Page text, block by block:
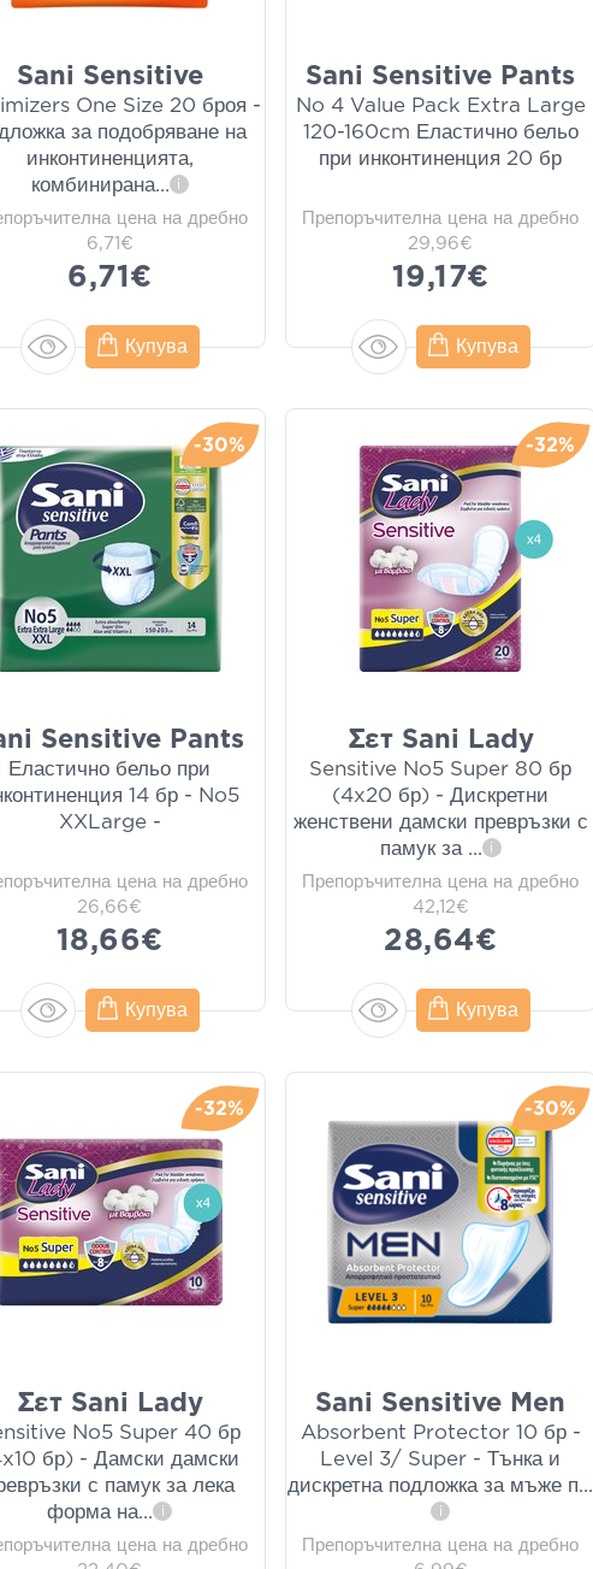
Sani Sensitive
One Size 20 броя -
за подобряване на
инконтиненцията,
комбинирана... i
цена на дребно
6,71€
6,71€
Купува
Sani Sensitive Pants
Νο 4 Value Pack Extra Large
120-160cm Еластично бельо
при инконтиненция 20 бр
Препоръчителна цена на дребно
29,96€
19,17€
Купува
-30%
Sensitive Pants
Еластично бельо при
14 бр - No5
XXLarge -
цена на дребно
26,66€
18,66€
Купува
-32%
Σετ Sani Lady
Sensitive No5 Super 80 бр
(4x20 бр) - Дискретни
женствени дамски превръзки с
памук за ... i
Препоръчителна цена на дребно
42,12€
28,64€
Купува
-32%
Σετ Sani Lady
No5 Super 40 бр
бр) - Дамски дамски
с памук за лека
форма на... i
цена на дребно
-30%
Sani Sensitive Men
Absorbent Protector 10 бр -
Level 3/ Super - Тънка и
дискретна подложка за мъже п...
i
Препоръчителна цена на дребно